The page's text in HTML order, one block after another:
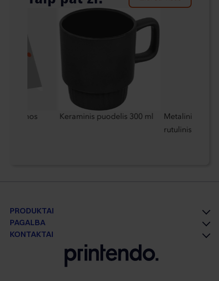
A formos
Keraminis puodelis 300 ml
Metalinis
rutulinis rašiklis
PRODUKTAI
PAGALBA
KONTAKTAI